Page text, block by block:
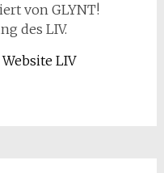
von GLYNT!
des LIV.
LIV